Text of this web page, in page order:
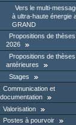
Vers le multi-
à ultra-haute énergie
GRAND
Propositions de thèses
2026
Propositions de thèses
antérieures
Stages
Communication et
documentation
Valorisation
Postes à pourvoir